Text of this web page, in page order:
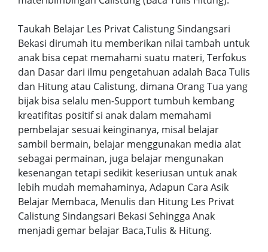
Taukah Belajar Les Privat Calistung Sindangsari
Bekasi dirumah itu memberikan nilai tambah untuk
anak bisa cepat memahami suatu materi, Terfokus
dan Dasar dari ilmu pengetahuan adalah Baca Tulis
dan Hitung atau Calistung, dimana Orang Tua yang
bijak bisa selalu men-Support tumbuh kembang
kreatifitas positif si anak dalam memahami
pembelajar sesuai keinginanya, misal belajar
sambil bermain, belajar menggunakan media alat
sebagai permainan, juga belajar mengunakan
kesenangan tetapi sedikit keseriusan untuk anak
lebih mudah memahaminya, Adapun Cara Asik
Belajar Membaca, Menulis dan Hitung Les Privat
Calistung Sindangsari Bekasi Sehingga Anak
menjadi gemar belajar Baca,Tulis & Hitung.